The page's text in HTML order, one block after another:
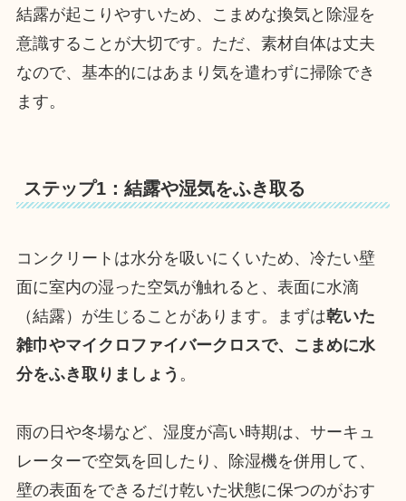
結露が起こりやすいため、こまめな換気と除湿を
意識することが大切です。ただ、素材自体は丈夫
なので、基本的にはあまり気を遣わずに掃除でき
ます。
ステップ1：結露や湿気をふき取る
コンクリートは水分を吸いにくいため、冷たい壁
面に室内の湿った空気が触れると、表面に水滴
（結露）が生じることがあります。まずは乾いた
雑巾やマイクロファイバークロスで、こまめに水
分をふき取りましょう 。
雨の日や冬場など、湿度が高い時期は、サーキュ
レーターで空気を回したり、除湿機を併用して、
壁の表面をできるだけ乾いた状態に保つのがおす